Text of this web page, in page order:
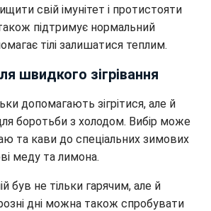
свій імунітет і протистояти
підтримує нормальний
тілі залишатися теплим.
швидкого зігрівання
допомагають зігрітися, але й
боротьби з холодом. Вибір може
та кави до спеціальних зимових
меду та лимона.
був не тільки гарячим, але й
дні можна також спробувати